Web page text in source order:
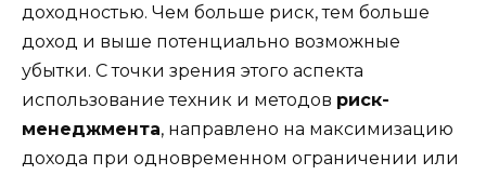
доходностью. Чем больше риск, тем больше
доход и выше потенциально возможные
убытки. С точки зрения этого аспекта
использование техник и методов риск-
менеджмента, направлено на максимизацию
дохода при одновременном ограничении или